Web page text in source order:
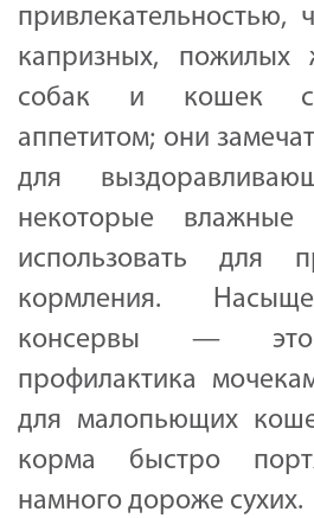
привлекательностью,
капризных, пожилых
собак и кошек
аппетитом; они
для
некоторые
использовать для
кормления.
консервы — это
профилактика
для малопьющих
корма быстро
намного дороже сухих.